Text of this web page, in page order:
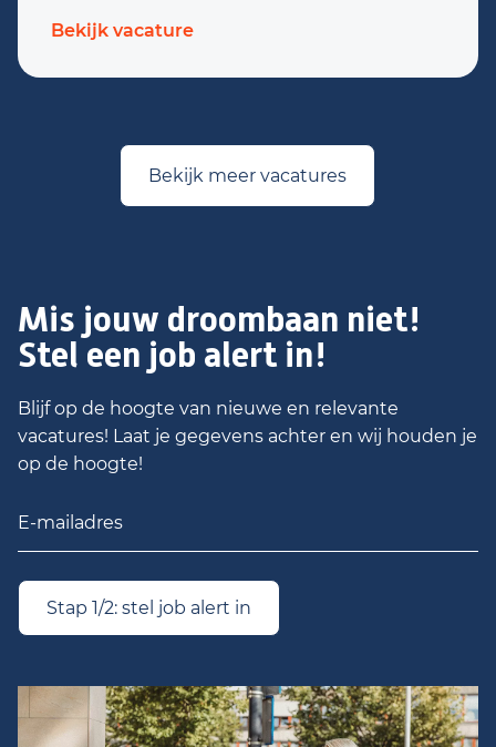
Bekijk vacature
Bekijk meer vacatures
Mis jouw droombaan niet!
Stel een job alert in!
Blijf op de hoogte van nieuwe en relevante
vacatures! Laat je gegevens achter en wij houden je
op de hoogte!
Stap 1/2: stel job alert in